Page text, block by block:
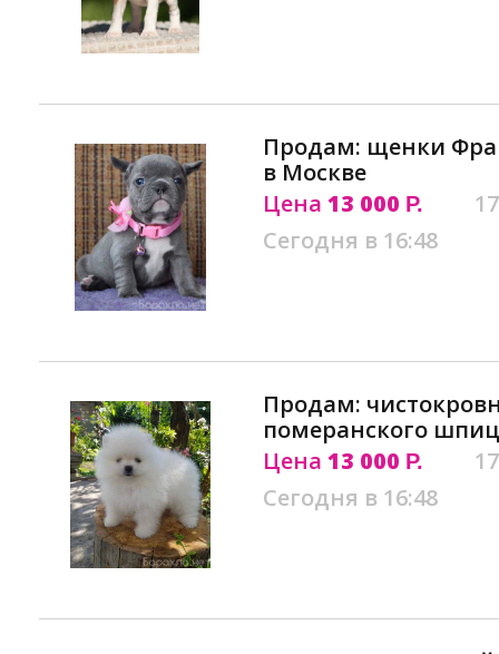
Продам: щенки
в Москве
Цена 13 000 Р.
Сегодня в 16:48
Продам:
померанского
Цена 13 000 Р.
Сегодня в 16:48